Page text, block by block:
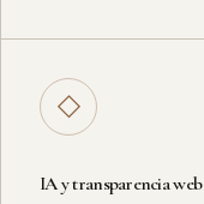
◇
IA y transparencia web